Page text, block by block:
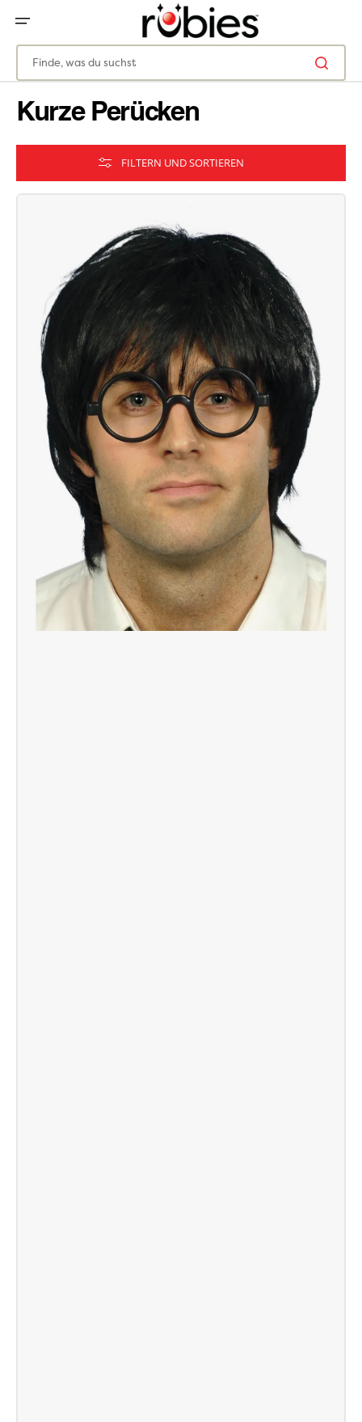
INHALT
SPRINGEN
Finde, was du suchst
Kurze Perücken
FILTERN UND SORTIEREN